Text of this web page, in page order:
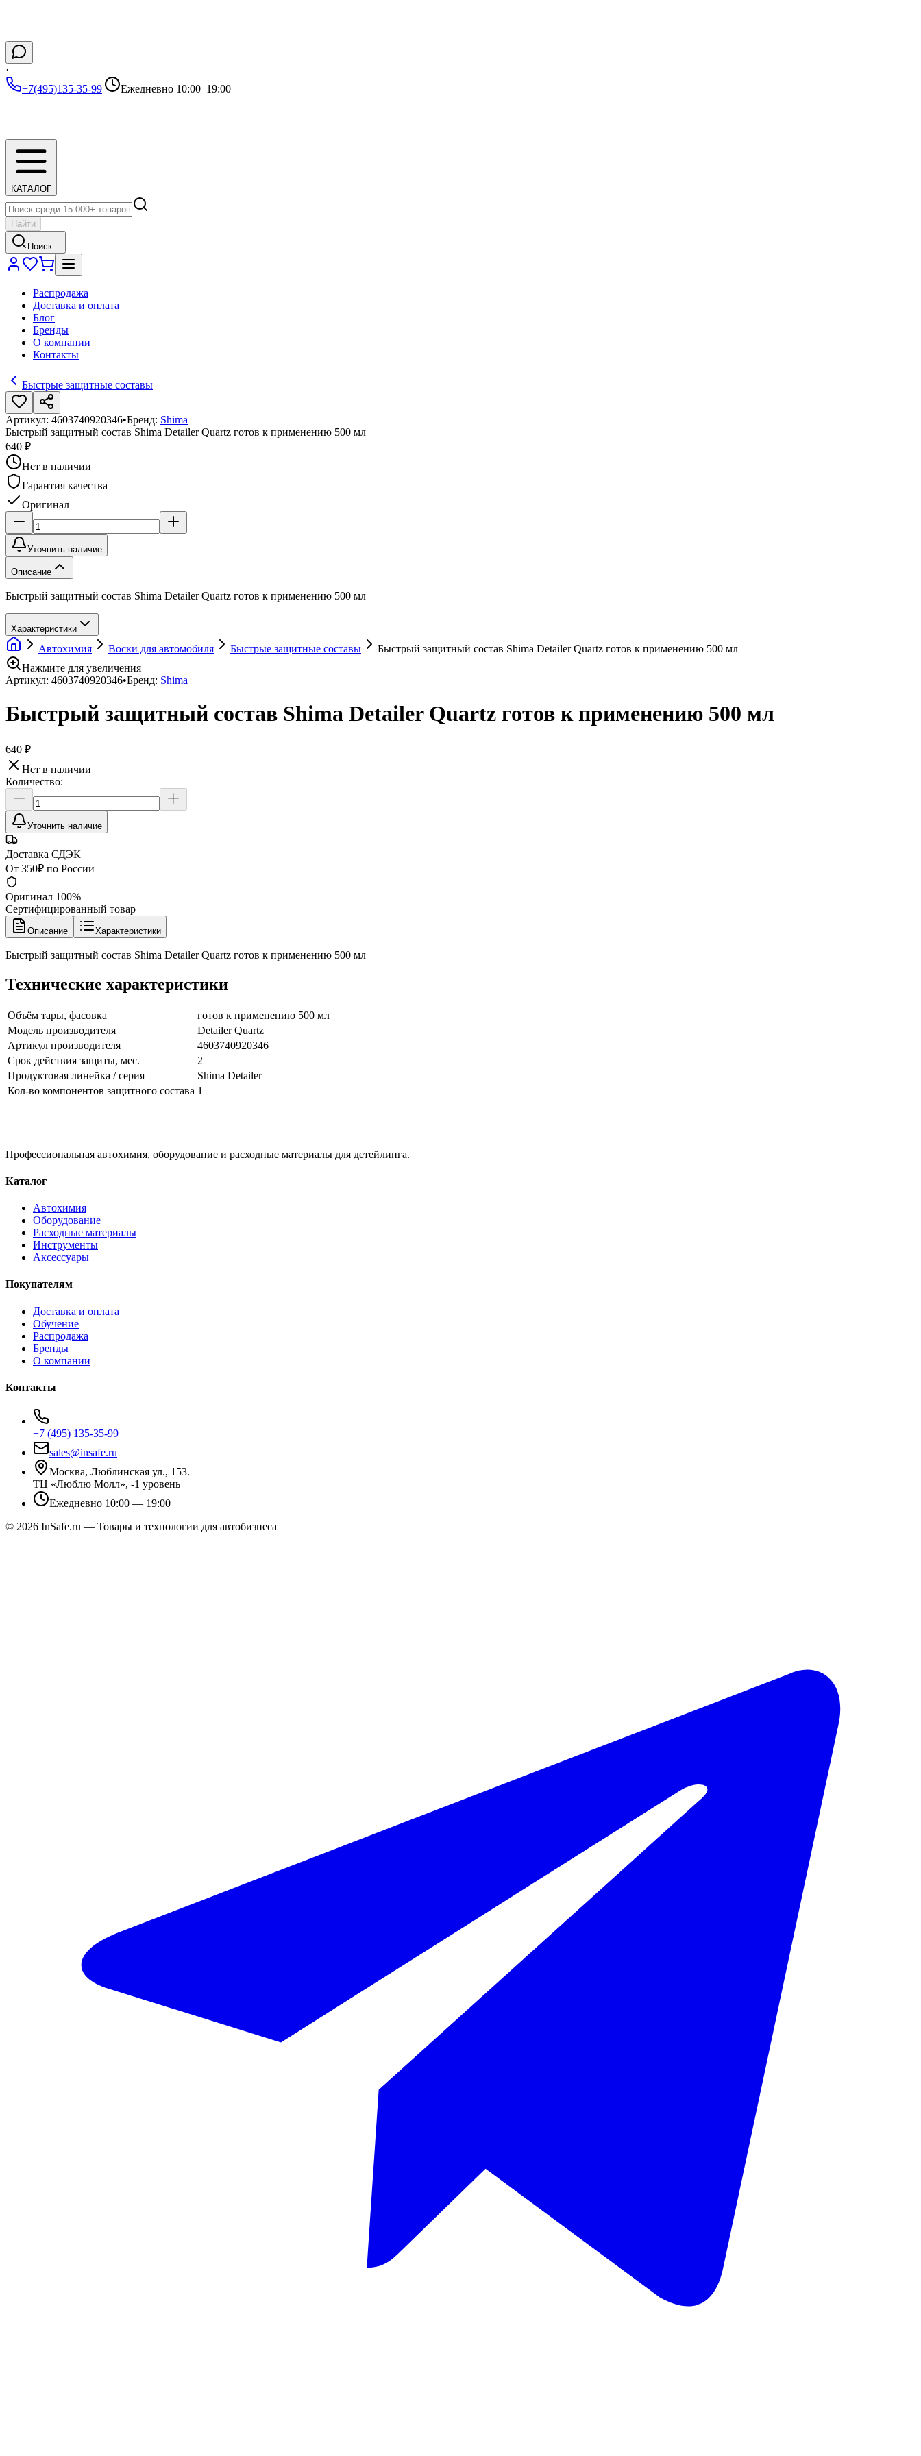
·
+7(495)135-35-99| Ежедневно 10:00–19:00
КАТАЛОГ
Найти
Поиск...
Распродажа
Доставка и оплата
Блог
Бренды
О компании
Контакты
Быстрые защитные составы
Артикул: 4603740920346•Бренд: Shima
Быстрый защитный состав Shima Detailer Quartz готов к применению 500 мл
640 ₽
Нет в наличии
Гарантия качества
Оригинал
Уточнить наличие
Описание
Быстрый защитный состав Shima Detailer Quartz готов к применению 500 мл
Характеристики
Автохимия Воски для автомобиля Быстрые защитные составы
Быстрый защитный состав Shima Detailer Quartz готов к применению 500 мл
Нажмите для увеличения
Артикул: 4603740920346•Бренд: Shima
Быстрый защитный состав Shima Detailer Quartz готов к применению 500 мл
640 ₽
Нет в наличии
Количество:
Уточнить наличие
Доставка СДЭК
От 350₽ по России
Оригинал 100%
Сертифицированный товар
Описание Характеристики
Быстрый защитный состав Shima Detailer Quartz готов к применению 500 мл
Технические характеристики
Объём тары, фасовка
готов к применению 500 мл
Модель производителя
Detailer Quartz
Артикул производителя
4603740920346
Срок действия защиты, мес.
2
Продуктовая линейка / серия
Shima Detailer
Кол-во компонентов защитного состава 1
Профессиональная автохимия, оборудование и расходные материалы для детейлинга.
Каталог
Автохимия
Оборудование
Расходные материалы
Инструменты
Аксессуары
Покупателям
Доставка и оплата
Обучение
Распродажа
Бренды
О компании
Контакты
+7 (495) 135-35-99
sales@insafe.ru
Москва, Люблинская ул., 153.
ТЦ «Люблю Молл», -1 уровень
Ежедневно 10:00 — 19:00
© 2026 InSafe.ru — Товары и технологии для автобизнеса